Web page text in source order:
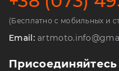
(Бесплатно с мобильных и
Email:
Присоединяйтесь